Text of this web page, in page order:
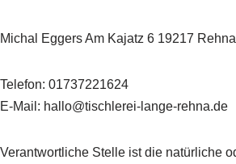
Michal Eggers Am Kajatz 6 19217 Rehna
Telefon: 01737221624
E-Mail: hallo@tischlerei-lange-rehna.de
Verantwortliche Stelle ist die natürliche